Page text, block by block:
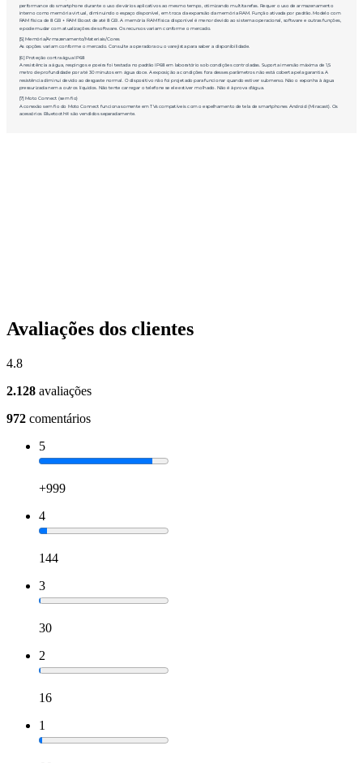
Avaliações dos clientes
4.8
2.128 avaliações
972 comentários
5
+999
4
144
3
30
2
16
1